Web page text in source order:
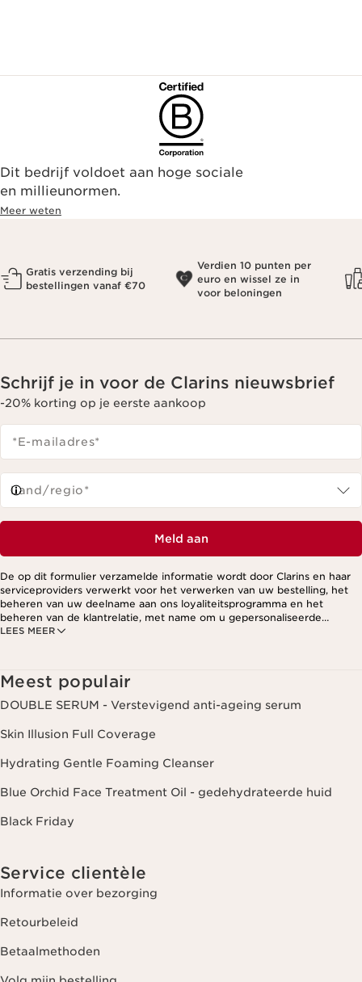
Dit bedrijf voldoet aan hoge sociale
en millieunormen.
Meer weten
Gratis verzending bij
bestellingen vanaf €70
Verdien 10 punten per
euro en wissel ze in
voor beloningen
Schrijf je in voor de Clarins nieuwsbrief
-20% korting op je eerste aankoop
*E-mailadres*
Land/regio*
Meld aan
LEES MEER
De op dit formulier verzamelde informatie wordt door Clarins en haar
serviceproviders verwerkt voor het verwerken van uw bestelling, het
beheren van uw deelname aan ons loyaliteitsprogramma en het
beheren van de klantrelatie, met name om u gepersonaliseerde
aanbiedingen te kunnen sturen op basis van uw eerdere aankopen en
Meest populair
DOUBLE SERUM - Verstevigend anti-ageing serum
Skin Illusion Full Coverage
Hydrating Gentle Foaming Cleanser
Blue Orchid Face Treatment Oil - gedehydrateerde huid
Black Friday
Service clientèle
Informatie over bezorging
Retourbeleid
Betaalmethoden